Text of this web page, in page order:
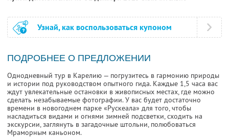
Узнай, как воспользоваться купоном
ПОДРОБНЕЕ О ПРЕДЛОЖЕНИИ
Однодневный тур в Карелию — погрузитесь в гармонию природы
и истории под руководством опытного гида. Каждые 1,5 часа вас
ждут увлекательные остановки в живописных местах, где можно
сделать незабываемые фотографии. У вас будет достаточно
времени в новогоднем парке «Рускеала» для того, чтобы
насладиться видами и огнями зимней подсветки, сходить на
экскурсии, заглянуть в загадочные штольни, полюбоваться
Мраморным каньоном.